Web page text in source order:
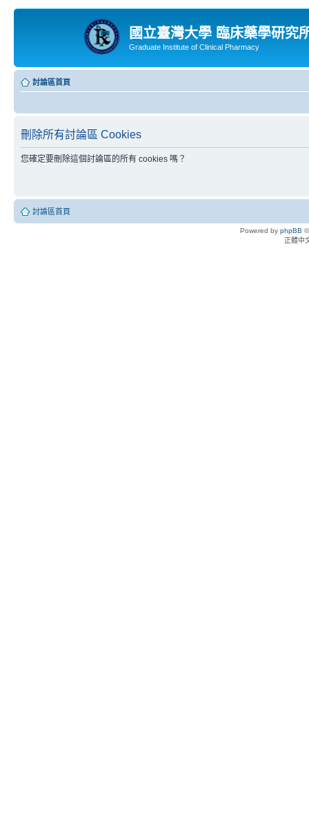
國立臺灣大學 臨床藥學研究
Graduate Institute of Clinical Pharmacy
討論區首頁
刪除所有討論區 Cookies
您確定要刪除這個討論區的所有 cookies 嗎？
討論區首頁
Powered by phpBB
正體中